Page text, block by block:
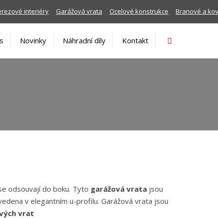
interiéry Garážová vrata Ocelové konstrukce Branové a
Novinky Náhradní díly Kontakt
odsouvají do boku. Tyto garážová vrata jsou
v elegantním u-profilu. Garážová vrata jsou
vrat